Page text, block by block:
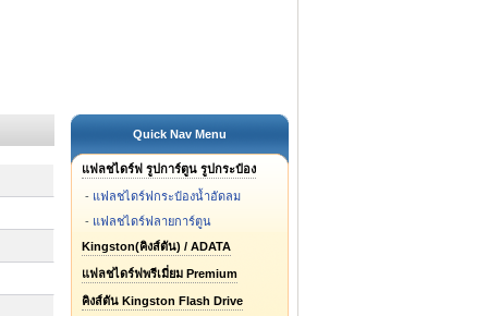
Quick Nav Menu
แฟลชไดร์ฟ รูปการ์ตูน รูปกระป๋อง
- แฟลชไดร์ฟกระป๋องน้ำอัดลม
- แฟลชไดร์ฟลายการ์ตูน
Kingston(คิงส์ตัน) / ADATA
แฟลชไดร์ฟพรีเมี่ยม Premium
คิงส์ตัน Kingston Flash Drive